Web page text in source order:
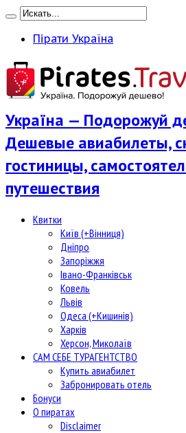
Пірати Україна
Україна — Подорожуй
Дешевые авиабилеты,
гостиницы,
путешествия
Квитки
Київ (+Вінниця)
Дніпро
Запоріжжя
Івано-Франківськ
Ковель
Львів
Одеса (+Кишинів)
Харків
Херсон, Миколаїв
САМ СЕБЕ ТУРАГЕНТСТВО
Купить авиабилет
Забронировать отель
Бонуси
О пиратах
Disclaimer